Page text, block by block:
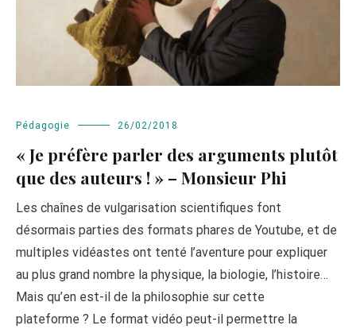
Pédagogie 26/02/2018
« Je préfère parler des arguments plutôt
que des auteurs ! » – Monsieur Phi
Les chaînes de vulgarisation scientifiques font
désormais parties des formats phares de Youtube, et de
multiples vidéastes ont tenté l’aventure pour expliquer
au plus grand nombre la physique, la biologie, l’histoire…
Mais qu’en est-il de la philosophie sur cette
plateforme ? Le format vidéo peut-il permettre la